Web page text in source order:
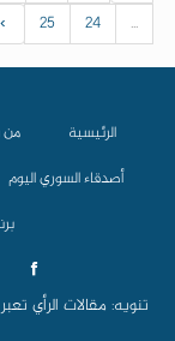
...
24
25
›
الرئيسية
أصدقاء السوري اليوم
تنويه: مقالات الرأي